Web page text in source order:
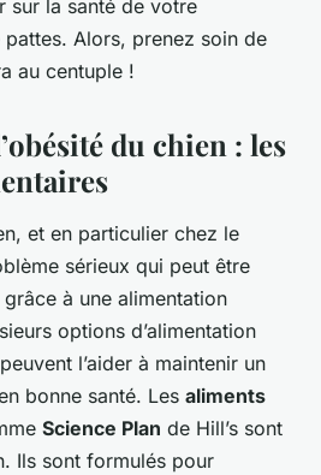
sur la santé de votre
Alors, prenez soin de
au centuple !
du chien : les
et en particulier chez le
sérieux qui peut être
à une alimentation
options d’alimentation
l’aider à maintenir un
bonne santé. Les aliments
Science Plan de Hill’s sont
Ils sont formulés pour